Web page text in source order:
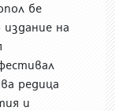
бе
на
редица
и